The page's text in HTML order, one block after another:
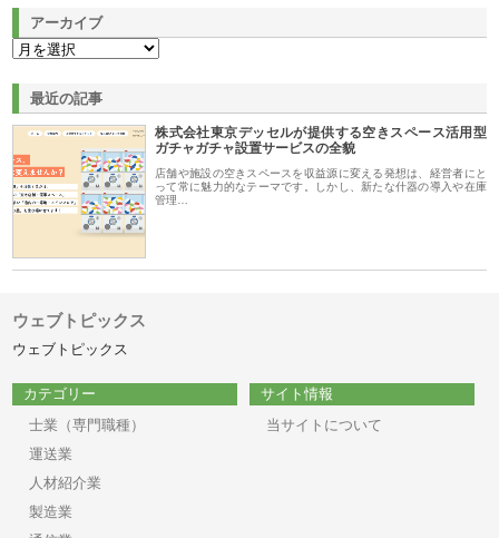
アーカイブ
最近の記事
株式会社東京デッセルが提供する空きスペース活用型
ガチャガチャ設置サービスの全貌
店舗や施設の空きスペースを収益源に変える発想は、経営者にと
って常に魅力的なテーマです。しかし、新たな什器の導入や在庫
管理…
ウェブトピックス
ウェブトピックス
カテゴリー
士業（専門職種）
運送業
人材紹介業
製造業
サイト情報
当サイトについて